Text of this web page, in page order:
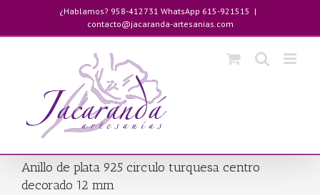
contenido
¿Hablamos? 958-412731 WhatsApp 615-921515 |
contacto@jacaranda-artesanias.com
Anillo de plata 925 circulo turquesa centro
decorado 12 mm